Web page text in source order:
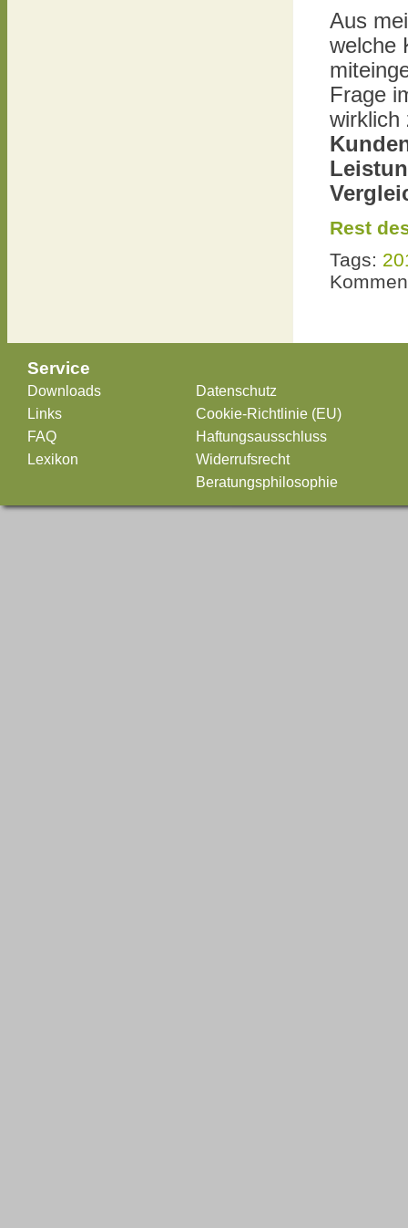
Aus
welche
Frage
wirklich
Rest
Tags:
Service
Downloads
Links
FAQ
Lexikon
Datenschutz
Cookie-Richtlinie (EU)
Haftungsausschluss
Widerrufsrecht
Beratungsphilosophie